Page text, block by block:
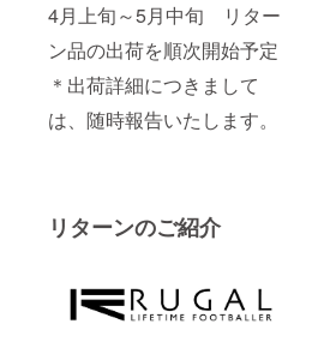
4月上旬～5月中旬 リター
ン品の出荷を順次開始予定
＊出荷詳細につきまして
は、随時報告いたします。
リターンのご紹介